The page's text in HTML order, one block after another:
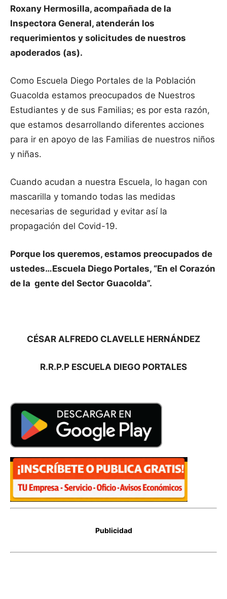
Roxany Hermosilla, acompañada de la
Inspectora General, atenderán los
requerimientos y solicitudes de nuestros
apoderados (as).
Como Escuela Diego Portales de la Población
Guacolda estamos preocupados de Nuestros
Estudiantes y de sus Familias; es por esta razón,
que estamos desarrollando diferentes acciones
para ir en apoyo de las Familias de nuestros niños
y niñas.
Cuando acudan a nuestra Escuela, lo hagan con
mascarilla y tomando todas las medidas
necesarias de seguridad y evitar así la
propagación del Covid-19.
Porque los queremos, estamos preocupados de
ustedes…Escuela Diego Portales, “En el Corazón
de la gente del Sector Guacolda”.
CÉSAR ALFREDO CLAVELLE HERNÁNDEZ
R.R.P.P ESCUELA DIEGO PORTALES
Publicidad